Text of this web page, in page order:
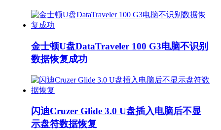
金士顿U盘DataTraveler 100 G3电脑不识别
数据恢复成功
闪迪Cruzer Glide 3.0 U盘插入电脑后不显
示盘符数据恢复